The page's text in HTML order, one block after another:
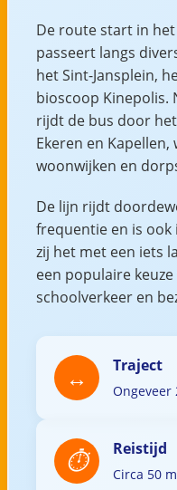
De route start in
passeert langs
het Sint-Jansplein,
bioscoop Kinepolis.
rijdt de bus door
Ekeren en
woonwijken en
De lijn rijdt
frequentie en is ook
zij het met een iets
een populaire
schoolverkeer en
Traject
Ongeveer
Reistijd
Circa 50